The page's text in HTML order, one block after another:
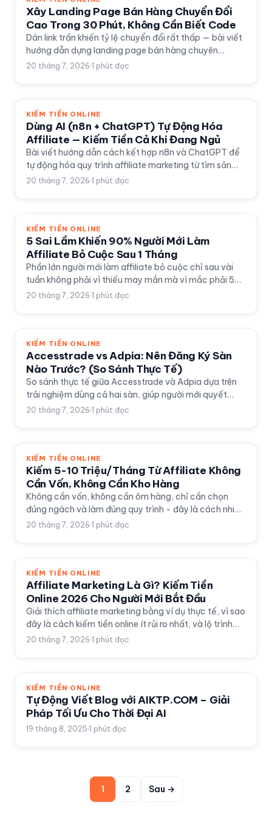
Xây Landing Page Bán Hàng Chuyển Đổi
Cao Trong 30 Phút, Không Cần Biết Code
Dán link trần khiến tỷ lệ chuyển đổi rất thấp — bài viết
hướng dẫn dựng landing page bán hàng chuyên
nghiệp trong 30 phút bằng template có sẵn, không
20 tháng 7, 2026 1 phút đọc
KIẾM TIỀN ONLINE
Dùng AI (n8n + ChatGPT) Tự Động Hóa
Affiliate — Kiếm Tiền Cả Khi Đang Ngủ
Bài viết hướng dẫn cách kết hợp n8n và ChatGPT để
tự động hóa quy trình affiliate marketing từ tìm sản
phẩm, viết content, đăng bài đến báo cáo hoa hồng
20 tháng 7, 2026 1 phút đọc
KIẾM TIỀN ONLINE
5 Sai Lầm Khiến 90% Người Mới Làm
Affiliate Bỏ Cuộc Sau 1 Tháng
Phần lớn người mới làm affiliate bỏ cuộc chỉ sau vài
tuần không phải vì thiếu may mắn mà vì mắc phải 5
sai lầm rất phổ biến, ai cũng có thể tránh nếu biết
20 tháng 7, 2026 1 phút đọc
KIẾM TIỀN ONLINE
Accesstrade vs Adpia: Nên Đăng Ký Sàn
Nào Trước? (So Sánh Thực Tế)
So sánh thực tế giữa Accesstrade và Adpia dựa trên
trải nghiệm dùng cả hai sàn, giúp người mới quyết
định nên đăng ký sàn nào trước và vì sao nên dùng
20 tháng 7, 2026 1 phút đọc
KIẾM TIỀN ONLINE
Kiếm 5-10 Triệu/Tháng Từ Affiliate Không
Cần Vốn, Không Cần Kho Hàng
Không cần vốn, không cần ôm hàng, chỉ cần chọn
đúng ngách và làm đúng quy trình - đây là cách nhiều
người đi làm, sinh viên đang kiếm thêm 5-10 triệu mỗi
20 tháng 7, 2026 1 phút đọc
KIẾM TIỀN ONLINE
Affiliate Marketing Là Gì? Kiếm Tiền
Online 2026 Cho Người Mới Bắt Đầu
Giải thích affiliate marketing bằng ví dụ thực tế, vì sao
đây là cách kiếm tiền online ít rủi ro nhất, và lộ trình
bắt đầu cho người mới hoàn toàn.
20 tháng 7, 2026 1 phút đọc
KIẾM TIỀN ONLINE
Tự Động Viết Blog với AIKTP.COM – Giải
Pháp Tối Ưu Cho Thời Đại AI
19 tháng 8, 2025 1 phút đọc
1 2 Sau →